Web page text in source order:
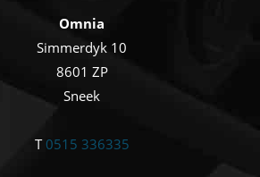
Omnia
Simmerdyk 10
8601 ZP
Sneek
T0515 336335